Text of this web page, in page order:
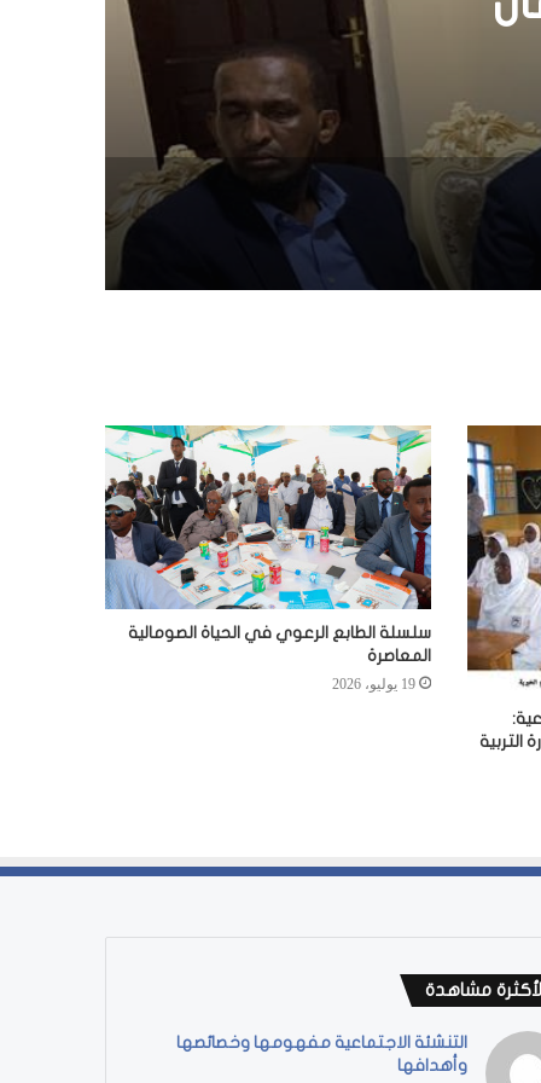
سلسلة الطابع الرعوي في الحياة الصومالية
المعاصرة
19 يوليو، 2026
مشاهدة
التنشئة الاجتماعية مفهومها وخصائصها
وأهدافها